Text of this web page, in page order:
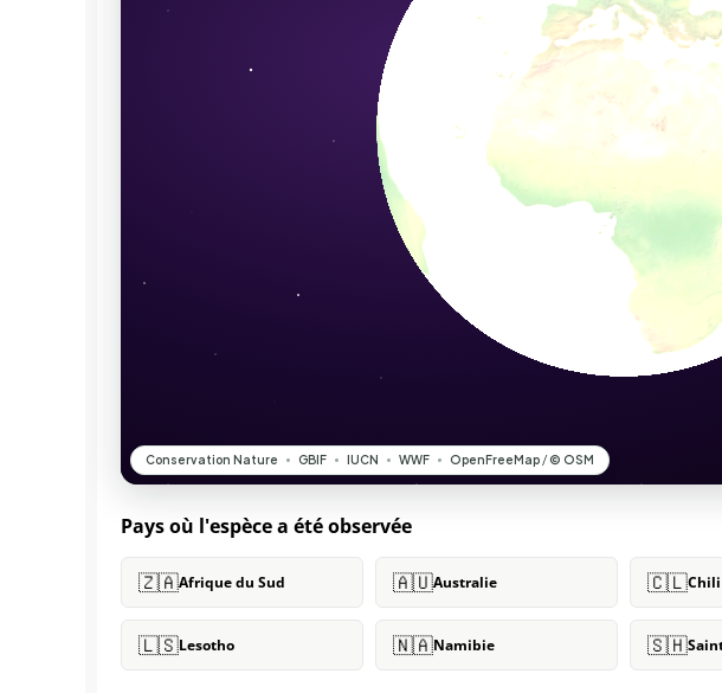
Pays où l'espèce a été observée
🇿🇦Afrique du Sud 🇦🇺Australie 🇨🇱Chili
🇱🇸Lesotho 🇳🇦Namibie 🇸🇭